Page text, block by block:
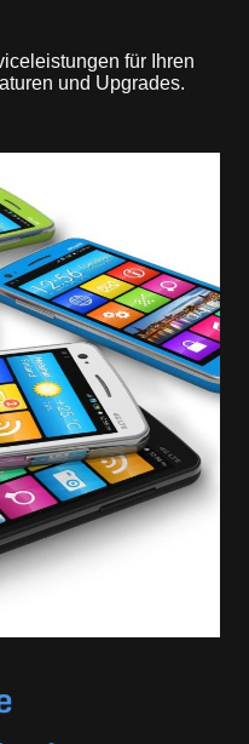
für Ihren
und Upgrades.